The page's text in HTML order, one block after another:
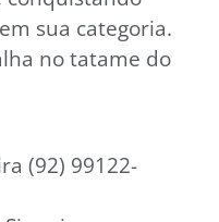
sua categoria.
no tatame do
(92) 99122-